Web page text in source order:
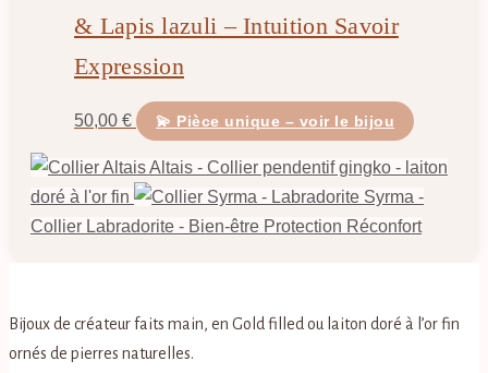
& Lapis lazuli – Intuition Savoir
Expression
50,00 € 💫 Pièce unique – voir le bijou
Altais - Collier pendentif gingko - laiton
doré à l'or fin
Syrma -
Collier Labradorite - Bien-être Protection Réconfort
Bijoux de créateur faits main, en Gold filled ou laiton doré à l’or fin
ornés de pierres naturelles.